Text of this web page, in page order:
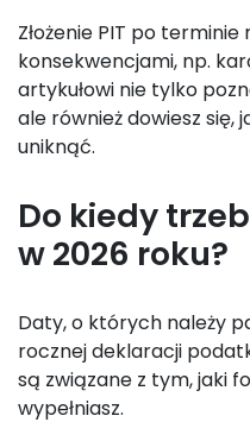
Złożenie PIT po
konsekwencjami, np.
artykułowi nie tylko
ale również dowiesz
uniknąć.
Do kiedy
w 2026 roku?
Daty, o których należy
rocznej deklaracji
są związane z tym, jaki
wypełniasz.